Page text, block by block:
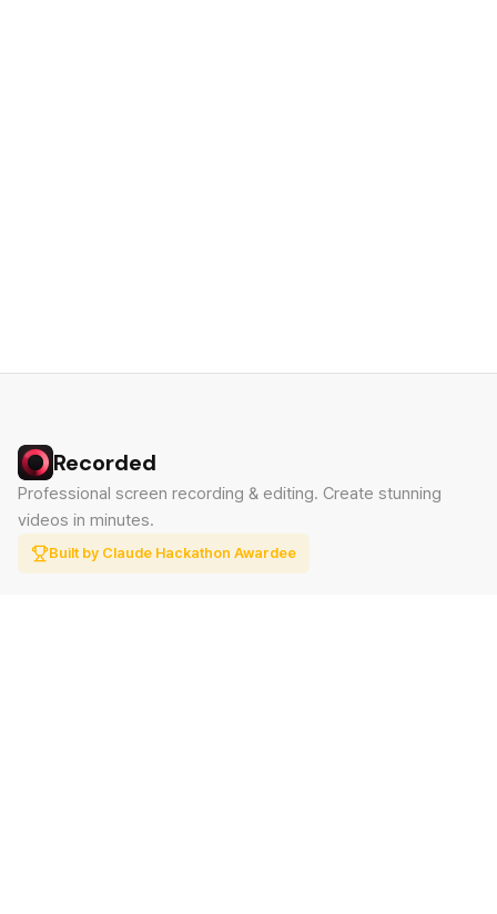
Recorded
Professional screen recording & editing. Create stunning
videos in minutes.
Built by Claude Hackathon Awardee